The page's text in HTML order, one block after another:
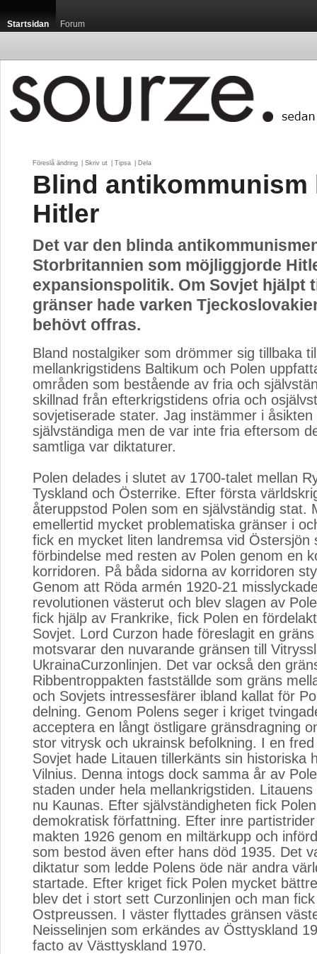
Startsidan Forum
Föreslå ändring Skriv ut Tipsa Dela
Blind antikommunism
Hitler
Det var den blinda
Storbritannien som möjliggjorde
expansionspolitik. Om Sovjet hjälpt
gränser hade varken
behövt offras.
Bland nostalgiker som drömmer sig tillbaka
mellankrigstidens Baltikum och Polen
områden som bestående av fria och
skillnad från efterkrigstidens ofria och
sovjetiserade stater. Jag instämmer i
självständiga men de var inte fria eftersom
samtliga var diktaturer.
Polen delades i slutet av 1700-talet mellan
Tyskland och Österrike. Efter första
återuppstod Polen som en självständig stat.
emellertid mycket problematiska gränser i
fick en mycket liten landremsa vid Östersjön
förbindelse med resten av Polen genom en
korridoren. På båda sidorna av korridoren
Genom att Röda armén 1920-21
revolutionen västerut och blev slagen av
fick hjälp av Frankrike, fick Polen en
Sovjet. Lord Curzon hade föreslagit en
motsvarar den nuvarande gränsen till
UkrainaCurzonlinjen. Det var också den
Ribbentroppakten fastställde som gräns
och Sovjets intressesfärer ibland kallat för
delning. Genom Polens seger i kriget
acceptera en långt östligare gränsdragning
stor vitrysk och ukrainsk befolkning. I en
Sovjet hade Litauen tillerkänts sin historiska
Vilnius. Denna intogs dock samma år av
staden under hela mellankrigstiden.
nu Kaunas. Efter självständigheten fick
demokratisk författning. Efter inre
makten 1926 genom en miltärkupp och
som bestod även efter hans död 1935. Det
diktatur som ledde Polens öde när andra
startade. Efter kriget fick Polen mycket
blev det i stort sett Curzonlinjen och man
Ostpreussen. I väster flyttades gränsen
Neisselinjen som erkändes av Östtyskland
facto av Västtyskland 1970.